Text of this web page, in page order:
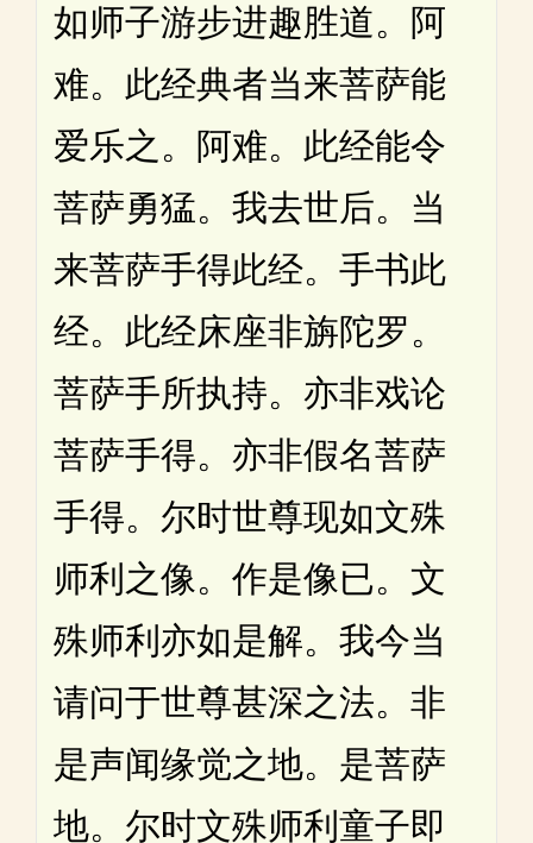
如师子游步进趣胜道。阿
难。此经典者当来菩萨能
爱乐之。阿难。此经能令
菩萨勇猛。我去世后。当
来菩萨手得此经。手书此
经。此经床座非旃陀罗。
菩萨手所执持。亦非戏论
菩萨手得。亦非假名菩萨
手得。尔时世尊现如文殊
师利之像。作是像已。文
殊师利亦如是解。我今当
请问于世尊甚深之法。非
是声闻缘觉之地。是菩萨
地。尔时文殊师利童子即